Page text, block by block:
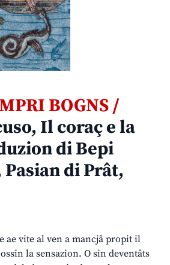
BOGNS /
Il coraç e la
di Bepi
di Prât,
ae vite al ven a mancjâ propit il
la sensazion. O sin deventâts